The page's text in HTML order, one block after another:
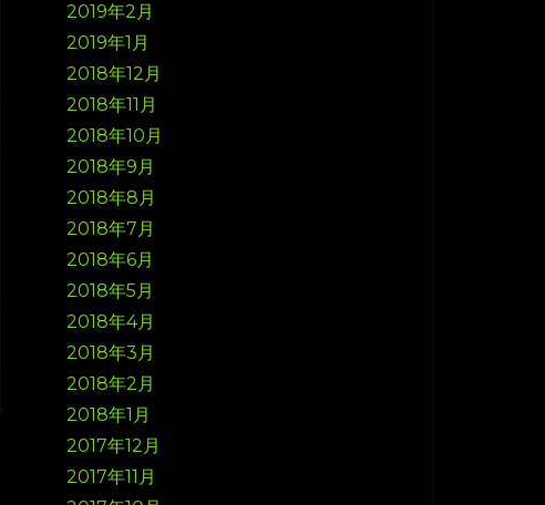
2019年2月
2019年1月
2018年12月
2018年11月
2018年10月
2018年9月
2018年8月
2018年7月
2018年6月
2018年5月
2018年4月
2018年3月
2018年2月
2018年1月
2017年12月
2017年11月